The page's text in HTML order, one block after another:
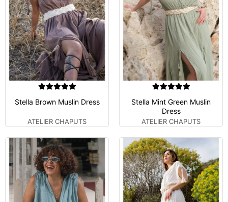
Stella Brown Muslin Dress
ATELIER CHAPUTS
Stella Mint Green Muslin
Dress
ATELIER CHAPUTS